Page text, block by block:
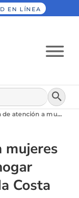
EN LÍNEA
Botón
víctimas cabezas de hogar adscritas a la hacienda Costa Azul
mujeres
Costa